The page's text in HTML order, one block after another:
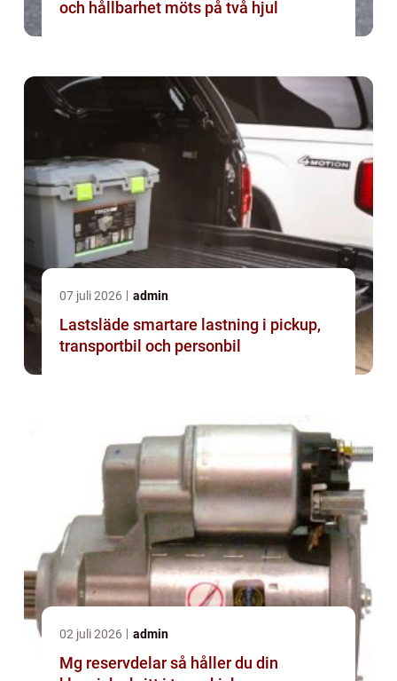
och hållbarhet möts på två hjul
07 juli 2026 admin
Lastsläde smartare lastning i pickup,
transportbil och personbil
02 juli 2026 admin
Mg reservdelar så håller du din